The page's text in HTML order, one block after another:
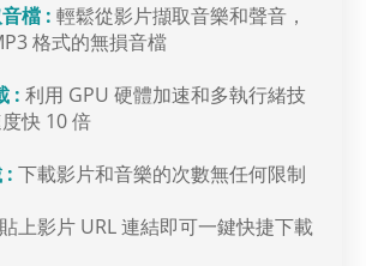
檔 : 輕鬆從影片擷取音樂和聲音，
格式的無損音檔
: 利用 GPU 硬體加速和多執行緒技
快 10 倍
: 下載影片和音樂的次數無任何限制
貼上影片 URL 連結即可一鍵快捷下載